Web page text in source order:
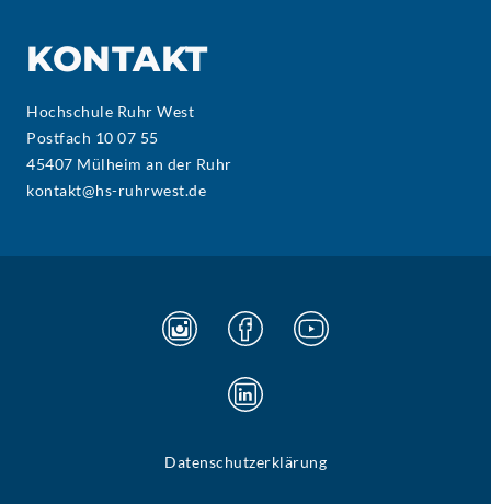
KONTAKT
Hochschule Ruhr West
Postfach 10 07 55
45407 Mülheim an der Ruhr
kontakt@hs-ruhrwest.de
Datenschutzerklärung